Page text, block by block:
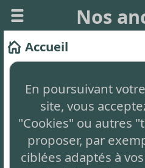
Nos
En poursuivant
site, vous
"Cookies" ou autres
proposer, par
ciblées adaptés à
Accueil
Ce site vous permet de
arbre généalogique et de
totalement gratuit,
simplement auto-
intrusive en bas de page.
Le concept innovant: